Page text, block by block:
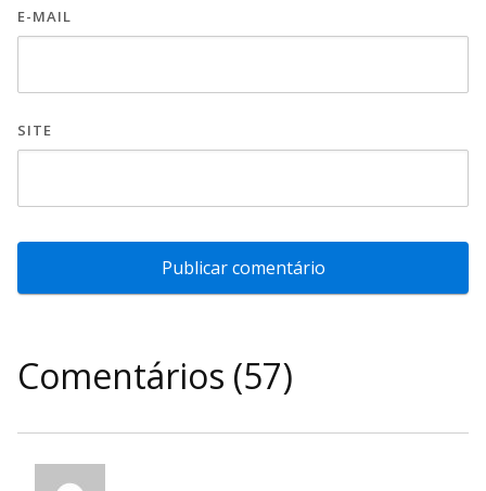
E-MAIL
SITE
Comentários (57)